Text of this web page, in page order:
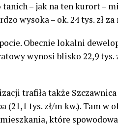
– jak na ten kurort –
wysoka – ok. 24 tys. zł
Obecnie lokalni
wynosi blisko 22,9 tys.
trafiła także Szczawnica
(21,1 tys. zł/m kw.). Tam w
które